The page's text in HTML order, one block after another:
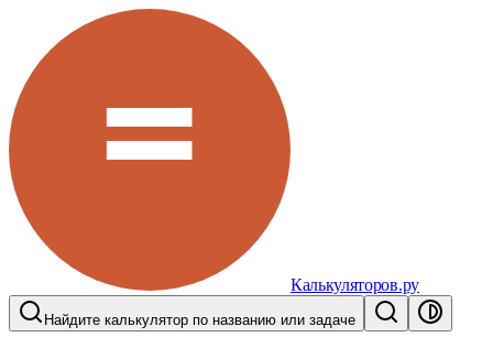
Калькуляторов.ру
Найдите калькулятор по названию или задаче